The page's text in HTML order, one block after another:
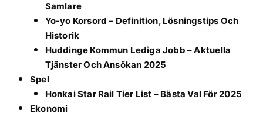
Samlare
Yo-yo Korsord – Definition, Lösningstips Och
Historik
Huddinge Kommun Lediga Jobb – Aktuella
Tjänster Och Ansökan 2025
Spel
Honkai Star Rail Tier List – Bästa Val För 2025
Ekonomi